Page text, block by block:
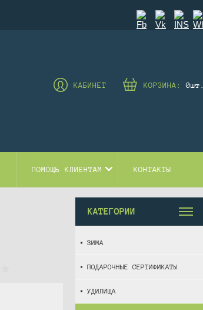
КОРЗИНА:0шт.
КАБИНЕТ
ПОМОЩЬ КЛИЕНТАМ КОНТАКТЫ
КАТЕГОРИИ
ЗИМА
ПОДАРОЧНЫЕ СЕРТИФИКАТЫ
УДИЛИЩА